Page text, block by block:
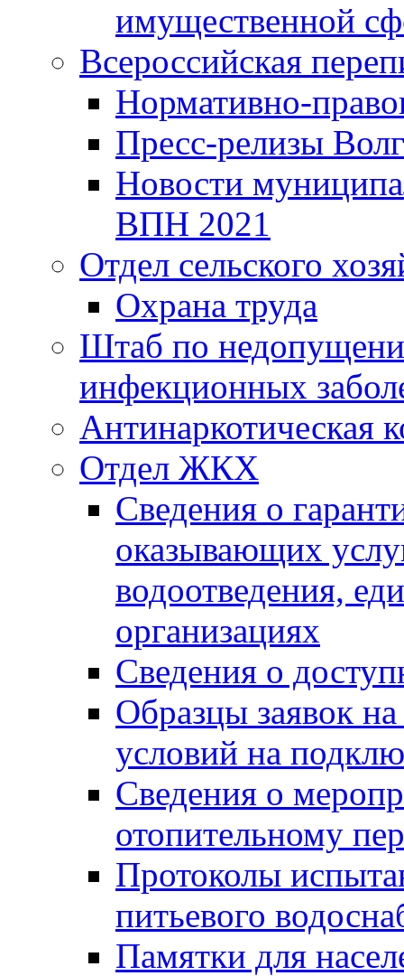
имущественной
Всероссийская
Нормативно-
Пресс-релизы
Новости
ВПН 2021
Отдел сельского
Охрана труда
Штаб по
инфекционных
Антинаркотическая
Отдел ЖКХ
Сведения о
оказывающих
водоотведения,
организациях
Сведения о
Образцы заявок
условий на
Сведения о
отопительному
Протоколы
питьевого
Памятки для